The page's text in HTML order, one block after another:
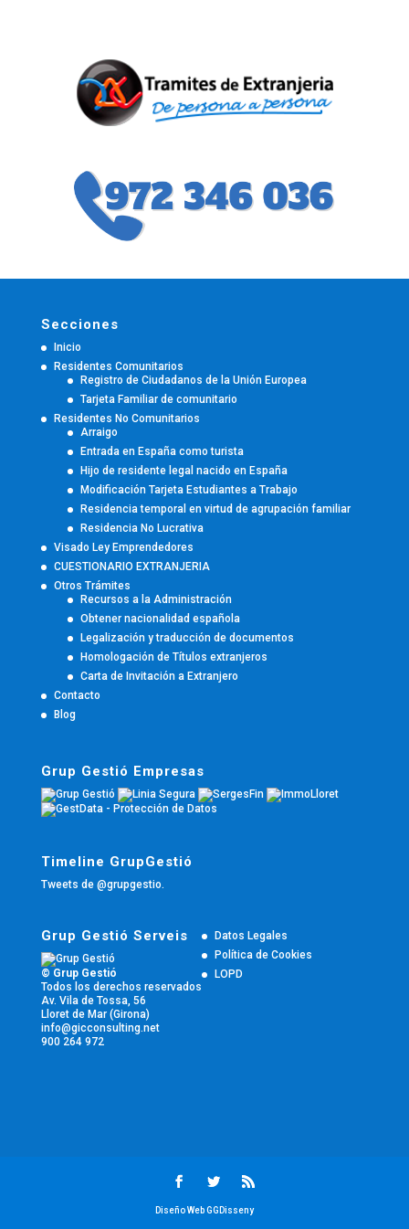
Secciones
Inicio
Residentes Comunitarios
Registro de Ciudadanos de la Unión Europea
Tarjeta Familiar de comunitario
Residentes No Comunitarios
Arraigo
Entrada en España como turista
Hijo de residente legal nacido en España
Modificación Tarjeta Estudiantes a Trabajo
Residencia temporal en virtud de agrupación familiar
Residencia No Lucrativa
Visado Ley Emprendedores
CUESTIONARIO EXTRANJERIA
Otros Trámites
Recursos a la Administración
Obtener nacionalidad española
Legalización y traducción de documentos
Homologación de Títulos extranjeros
Carta de Invitación a Extranjero
Contacto
Blog
Grup Gestió Empresas
Timeline GrupGestió
Tweets de @grupgestio.
Grup Gestió Serveis
© Grup Gestió
Todos los derechos reservados
Av. Vila de Tossa, 56
Lloret de Mar (Girona)
info@gicconsulting.net
900 264 972
Datos Legales
Política de Cookies
LOPD
Diseño Web GGDisseny